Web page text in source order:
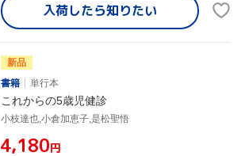
入荷したら知りたい
新品
書籍
単行本
これからの5歳児健診
小枝達也,小倉加恵子,是松聖悟
¥4,180円